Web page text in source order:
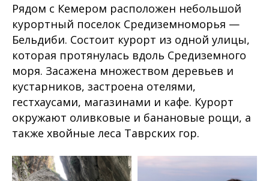
Рядом с Кемером расположен небольшой
курортный поселок Средиземноморья —
Бельдиби. Состоит курорт из одной улицы,
которая протянулась вдоль Средиземного
моря. Засажена множеством деревьев и
кустарников, застроена отелями,
гестхаусами, магазинами и кафе. Курорт
окружают оливковые и банановые рощи, а
также хвойные леса Таврских гор.